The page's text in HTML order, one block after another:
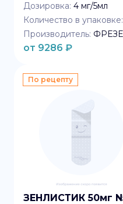
Дозировка: 4 мг/5мл
Количество в упаковке:
Производитель:
от 9286 ₽
По рецепту
ЗЕНЛИСТИК 50мг